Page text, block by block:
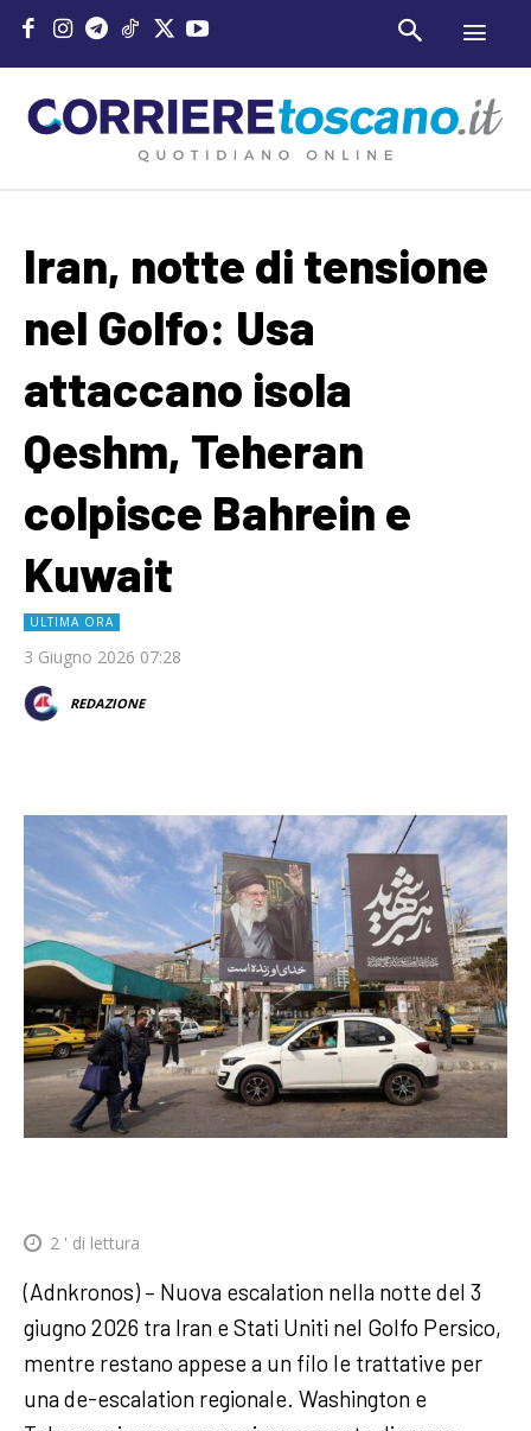
Iran, notte di tensione
nel Golfo: Usa
attaccano isola
Qeshm, Teheran
colpisce Bahrein e
Kuwait
ULTIMA ORA
3 Giugno 2026 07:28
REDAZIONE
2 ' di lettura
(Adnkronos) – Nuova escalation nella notte del 3
giugno 2026 tra Iran e Stati Uniti nel Golfo Persico,
mentre restano appese a un filo le trattative per
una de-escalation regionale. Washington e